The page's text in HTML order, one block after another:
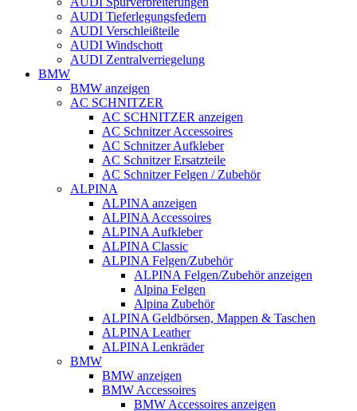
AUDI Tieferlegungsfedern
AUDI Verschleißteile
AUDI Windschott
AUDI Zentralverriegelung
BMW
BMW anzeigen
AC SCHNITZER
AC SCHNITZER anzeigen
AC Schnitzer Accessoires
AC Schnitzer Aufkleber
AC Schnitzer Ersatzteile
AC Schnitzer Felgen / Zubehör
ALPINA
ALPINA anzeigen
ALPINA Accessoires
ALPINA Aufkleber
ALPINA Classic
ALPINA Felgen/Zubehör
ALPINA Felgen/Zubehör anzeigen
Alpina Felgen
Alpina Zubehör
ALPINA Geldbörsen, Mappen & Taschen
ALPINA Leather
ALPINA Lenkräder
BMW
BMW anzeigen
BMW Accessoires
BMW Accessoires anzeigen